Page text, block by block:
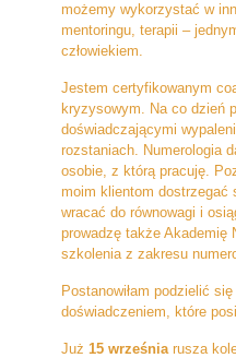
możemy wykorzystać w
mentoringu, terapii –
człowiekiem.
Jestem certyfikowanym
kryzysowym. Na co dzień
doświadczającymi
rozstaniach. Numerologia
osobie, z którą pracuję.
moim klientom dostrzegać
wracać do równowagi i
prowadzę także Akademię
szkolenia z zakresu
Postanowiłam podzielić
doświadczeniem, które
Już15 wrześniarusza